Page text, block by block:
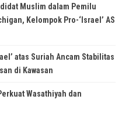
Muslim dalam Pemilu
Kelompok Pro-‘Israel’ AS
atas Suriah Ancam Stabilitas
di Kawasan
Wasathiyah dan